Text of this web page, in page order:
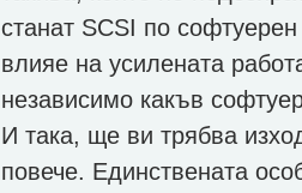
станат SCSI по
влияе на усилената
независимо какъв
И така, ще ви трябва
повече. Единствената